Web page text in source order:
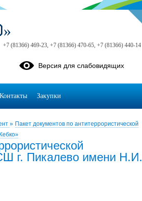
» Пакет документов по антитеррористической
г. Пикалево имени Н.И.
+7 (81366) 469-23, +7 (81366) 470-65, +7 (81366) 440-14
Версия для слабовидящих
Контакты Закупки